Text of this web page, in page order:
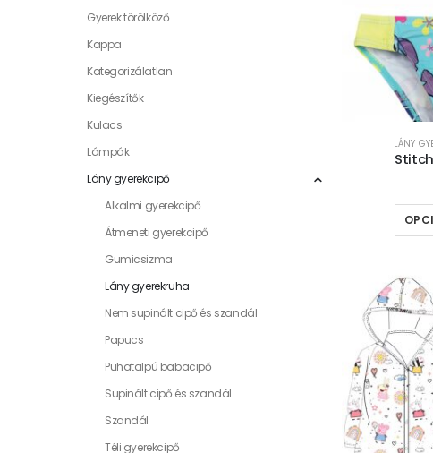
LÁNY
Gyerek törölköző
Kappa
Kategorizálatlan
Kiegészítők
Kulacs
Lámpák
Lány gyerekcipő
Alkalmi gyerekcipő
Átmeneti gyerekcipő
Gumicsizma
Lány gyerekruha
Nem supinált cipő és szandál
Papucs
Puhatalpú babacipő
Supinált cipő és szandál
Szandál
Téli gyerekcipő